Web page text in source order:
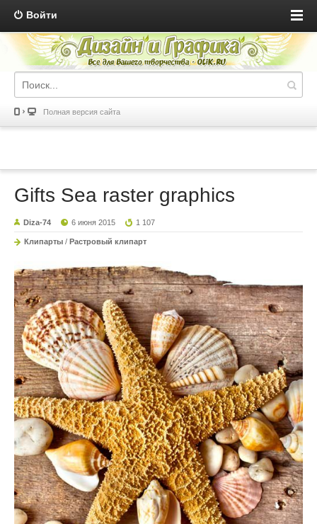
Войти
Полная версия сайта
Gifts Sea raster graphics
Diza-74 6 июня 2015 1 107
Клипарты / Растровый клипарт